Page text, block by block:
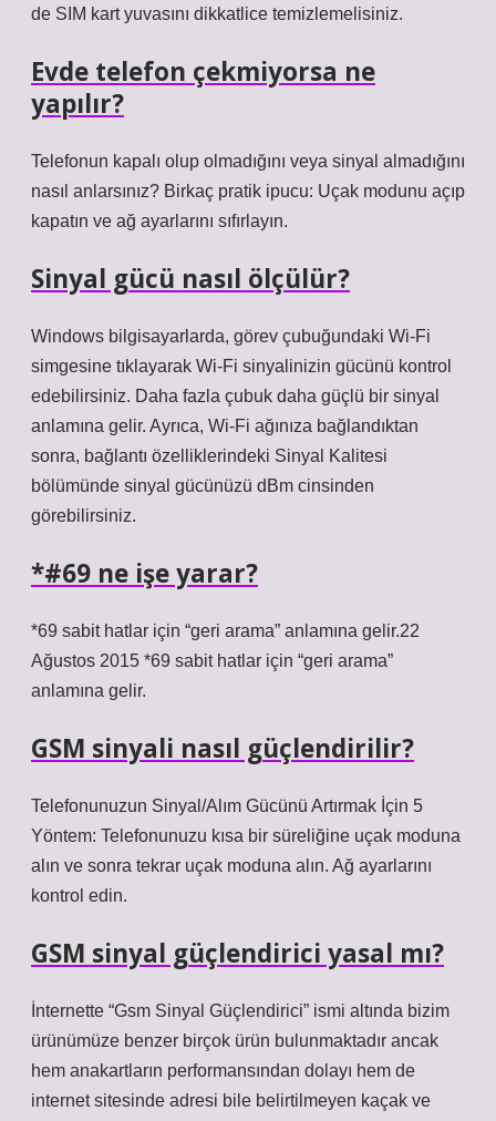
de SIM kart yuvasını dikkatlice temizlemelisiniz.
Evde telefon çekmiyorsa ne
yapılır?
Telefonun kapalı olup olmadığını veya sinyal almadığını
nasıl anlarsınız? Birkaç pratik ipucu: Uçak modunu açıp
kapatın ve ağ ayarlarını sıfırlayın.
Sinyal gücü nasıl ölçülür?
Windows bilgisayarlarda, görev çubuğundaki Wi-Fi
simgesine tıklayarak Wi-Fi sinyalinizin gücünü kontrol
edebilirsiniz. Daha fazla çubuk daha güçlü bir sinyal
anlamına gelir. Ayrıca, Wi-Fi ağınıza bağlandıktan
sonra, bağlantı özelliklerindeki Sinyal Kalitesi
bölümünde sinyal gücünüzü dBm cinsinden
görebilirsiniz.
*#69 ne işe yarar?
*69 sabit hatlar için “geri arama” anlamına gelir.22
Ağustos 2015 *69 sabit hatlar için “geri arama”
anlamına gelir.
GSM sinyali nasıl güçlendirilir?
Telefonunuzun Sinyal/Alım Gücünü Artırmak İçin 5
Yöntem: Telefonunuzu kısa bir süreliğine uçak moduna
alın ve sonra tekrar uçak moduna alın. Ağ ayarlarını
kontrol edin.
GSM sinyal güçlendirici yasal mı?
İnternette “Gsm Sinyal Güçlendirici” ismi altında bizim
ürünümüze benzer birçok ürün bulunmaktadır ancak
hem anakartların performansından dolayı hem de
internet sitesinde adresi bile belirtilmeyen kaçak ve